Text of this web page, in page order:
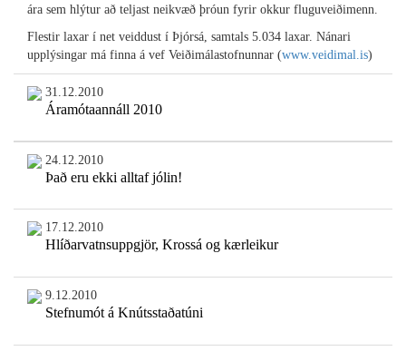
ára sem hlýtur að teljast neikvæð þróun fyrir okkur fluguveiðimenn.
Flestir laxar í net veiddust í Þjórsá, samtals 5.034 laxar. Nánari
upplýsingar má finna á vef Veiðimálastofnunnar (www.veidimal.is)
31.12.2010
Áramótaannáll 2010
24.12.2010
Það eru ekki alltaf jólin!
17.12.2010
Hlíðarvatnsuppgjör, Krossá og kærleikur
9.12.2010
Stefnumót á Knútsstaðatúni